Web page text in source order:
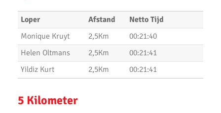
Uitslagen 3000m & 5000m Test
Uitslagen 12 Minuten Test (Februari 2021)
Marathon van Uithoorn 2020
AKU Kipchoge Challenge 2020
Loper Afstand
Netto Tijd
Monique Kruyt
2,5Km
00:21:40
Helen Oltmans
2,5Km
00:21:41
Yildiz Kurt
2,5Km 00:21:41
5 Kilometer